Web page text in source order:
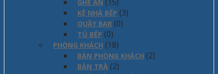
GHẾ ĂN
KỆ NHÀ BẾP (3)
QUẦY BAR (0)
TỦ BẾP (0)
PHÒNG KHÁCH (18)
BÀN PHÒNG KHÁCH (2)
BÀN TRÀ (2)